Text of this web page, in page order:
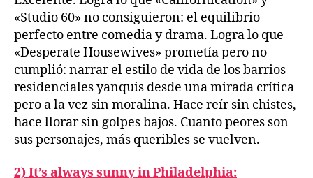
«Studio 60» no consiguieron: el equilibrio
perfecto entre comedia y drama. Logra lo que
«Desperate Housewives» prometía pero no
cumplió: narrar el estilo de vida de los barrios
residenciales yanquis desde una mirada crítica
pero a la vez sin moralina. Hace reír sin chistes,
hace llorar sin golpes bajos. Cuanto peores son
sus personajes, más queribles se vuelven.
2) It’s always sunny in Philadelphia: